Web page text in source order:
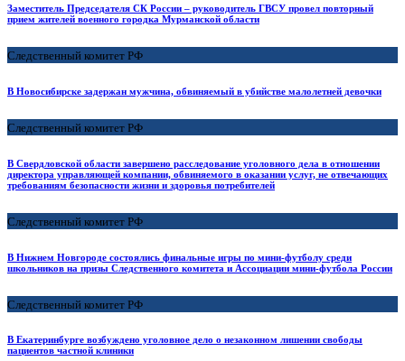
Заместитель Председателя СК России – руководитель ГВСУ провел повторный
прием жителей военного городка Мурманской области
Следственный комитет РФ
В Новосибирске задержан мужчина, обвиняемый в убийстве малолетней девочки
Следственный комитет РФ
В Свердловской области завершено расследование уголовного дела в отношении
директора управляющей компании, обвиняемого в оказании услуг, не отвечающих
требованиям безопасности жизни и здоровья потребителей
Следственный комитет РФ
В Нижнем Новгороде состоялись финальные игры по мини-футболу среди
школьников на призы Следственного комитета и Ассоциации мини-футбола России
Следственный комитет РФ
В Екатеринбурге возбуждено уголовное дело о незаконном лишении свободы
пациентов частной клиники